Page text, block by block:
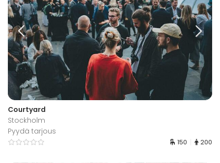
Courtyard
Stockholm
Pyydä tarjous
150 200